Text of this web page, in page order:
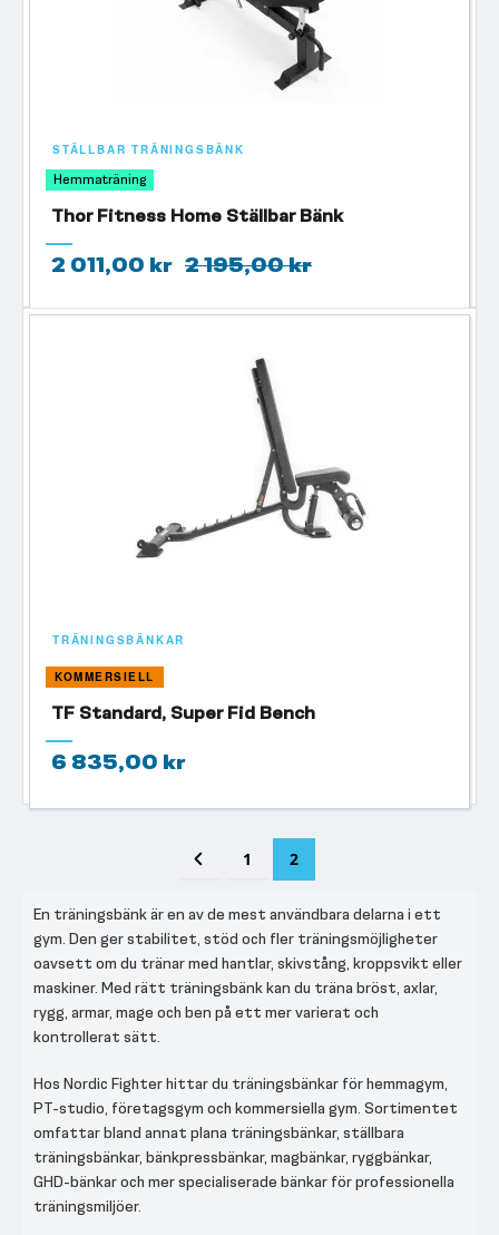
STÄLLBAR TRÄNINGSBÄNK
Hemmaträning
Thor Fitness Home Ställbar Bänk
2 011,00 kr 2 195,00 kr
TRÄNINGSBÄNKAR
KOMMERSIELL
TF Standard, Super Fid Bench
6 835,00 kr
Sida
Föregående
Sida
1 You're currently reading
2
En träningsbänk är en av de mest användbara delarna i ett
gym. Den ger stabilitet, stöd och fler träningsmöjligheter
oavsett om du tränar med hantlar, skivstång, kroppsvikt eller
maskiner. Med rätt träningsbänk kan du träna bröst, axlar,
rygg, armar, mage och ben på ett mer varierat och
kontrollerat sätt.
Hos Nordic Fighter hittar du träningsbänkar för hemmagym,
PT-studio, företagsgym och kommersiella gym. Sortimentet
omfattar bland annat plana träningsbänkar, ställbara
träningsbänkar, bänkpressbänkar, magbänkar, ryggbänkar,
GHD-bänkar och mer specialiserade bänkar för professionella
träningsmiljöer.